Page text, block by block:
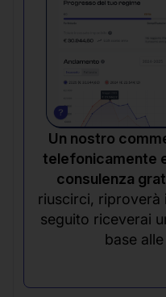
Un nostro
telefonicamente
consulenza
riuscirci, riproverà
seguito riceverai
base